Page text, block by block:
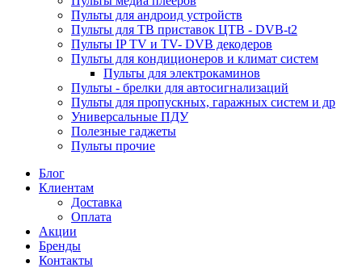
Пульты для андроид устройств
Пульты для ТВ приставок ЦТВ - DVB-t2
Пульты IP TV и TV- DVB декодеров
Пульты для кондиционеров и климат систем
Пульты для электрокаминов
Пульты - брелки для автосигнализаций
Пульты для пропускных, гаражных систем и др
Универсальные ПДУ
Полезные гаджеты
Пульты прочие
Блог
Клиентам
Доставка
Оплата
Акции
Бренды
Контакты